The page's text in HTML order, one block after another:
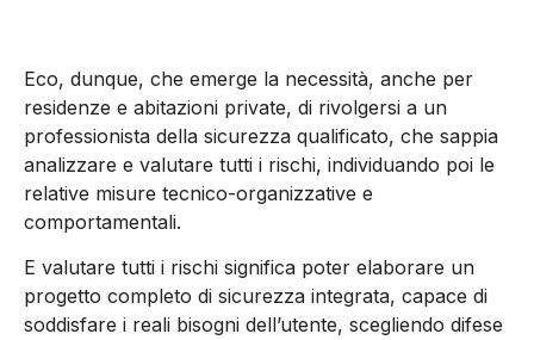
Eco, dunque, che emerge la necessità, anche per
residenze e abitazioni private, di rivolgersi a un
professionista della sicurezza qualificato, che sappia
analizzare e valutare tutti i rischi, individuando poi le
relative misure tecnico-organizzative e
comportamentali.
E valutare tutti i rischi significa poter elaborare un
progetto completo di sicurezza integrata, capace di
soddisfare i reali bisogni dell’utente, scegliendo difese